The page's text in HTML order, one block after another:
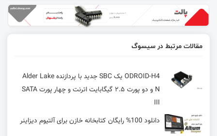
مقالات مرتبط در سیسوگ
ODROID-H4 یک SBC جدید با پردازنده‌ Alder Lake
N و دو پورت ۲.۵ گیگابایت اترنت و چهار پورت SATA
III
دانلود 100% رایگان کتابخانه خازن برای آلتیوم دیزاینر